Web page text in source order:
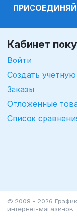
Кабинет
Войти
Создать учетную
Заказы
Отложенные
Список
© 2008 - 2026
интернет-магазинов